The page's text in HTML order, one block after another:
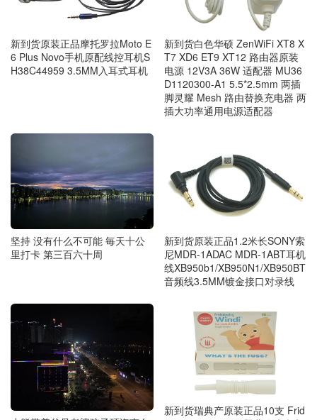
新到货原装正品摩托罗拉Moto E
6 Plus Novo手机原配线控耳机S
H38C44959 3.5MM入耳式耳机
新到货白色华硕 ZenWiFi XT8 X
T7 XD6 ET9 XT12 路由器原装
电源 12V3A 36W 适配器 MU36
D1120300-A1 5.5*2.5mm 两插
脚灵耀 Mesh 路由替换充电器 两
插大功率通用电源适配器
坚持 没有什么不可能 毎天十公
里打卡 第三百六十周
新到货原装正品1.2米长SONY索
尼MDR-1ADAC MDR-1ABT耳机
线XB950b1/XB950N1/XB950BT
音频线3.5MM镀金接口对录线
新到货瑞典产原装正品10支 Frid